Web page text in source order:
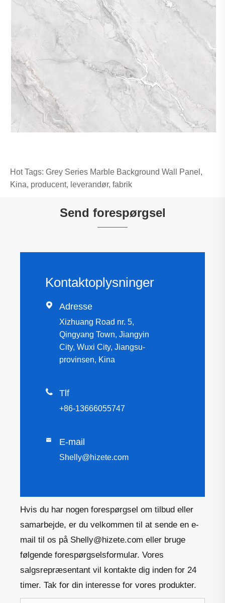
Hot Tags: Grey Series Marble Background Wall Panel,
Kina, producent, leverandør, fabrik
Send forespørgsel
Kontaktoplysninger
 Adresse
Xizhuang Road nr. 5,
Qingyang Town, Jiangyin
City, Wuxi City, Jiangsu-
provinsen, Kina
 Tlf
+86-13666055747
 E-mail
Shelly@hizete.com
Hvis du har nogen forespørgsel om tilbud eller
samarbejde, er du velkommen til at sende en e-
mail til os på Shelly@hizete.com eller bruge
følgende forespørgselsformular. Vores
salgsrepræsentant vil kontakte dig inden for 24
timer. Tak for din interesse for vores produkter.